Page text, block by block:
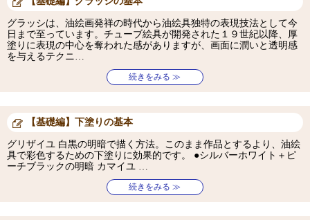
グラッシは、油絵画発祥の時代から油絵具独特の表現技法として今
日まで至っています。チューブ絵具が開発された１９世紀以降、厚
塗りに表現の中心を奪われた感がありますが、画面に潤いと透明感
を与えるテクニ…
続きをみる ≫
【基礎編】下塗りの基本
グリザイユ 白黒の明暗で描く方法。このまま作品とするより、油絵
具で彩色するための下塗りに効果的です。 ●シルバーホワイト＋ピ
ーチブラックの明暗 カマイユ …
続きをみる ≫